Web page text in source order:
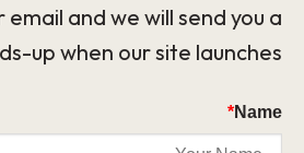
email and we will send you a
up when our site launches.
Name
*